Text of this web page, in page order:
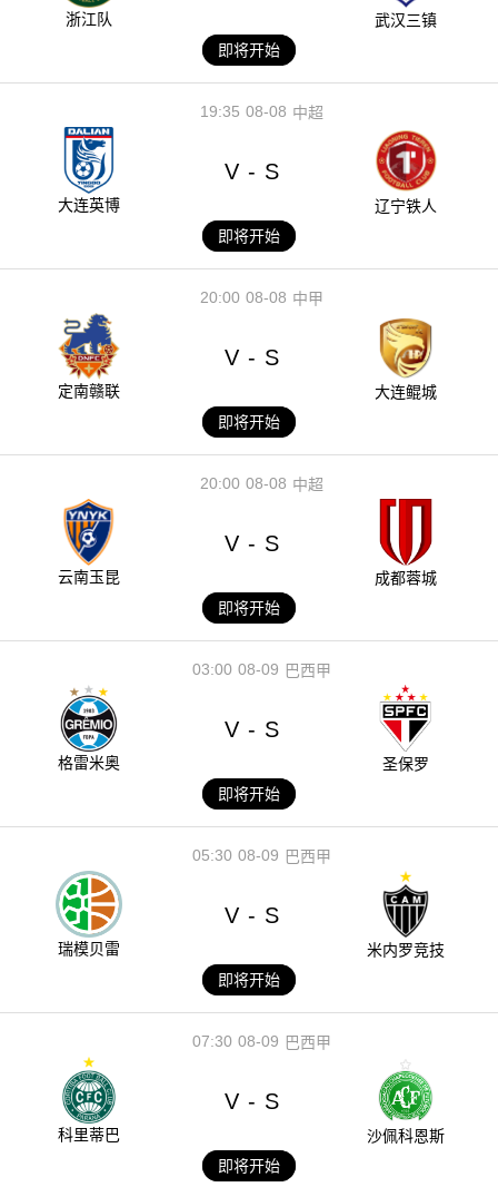
浙江队
武汉三镇
即将开始
08-08
19:35 中超
大连英博
V - S
辽宁铁人
即将开始
08-08
20:00 中甲
定南赣联
V - S
大连鲲城
即将开始
08-08
20:00 中超
云南玉昆
V - S
成都蓉城
即将开始
08-09
03:00 巴西甲
格雷米奥
V - S
圣保罗
即将开始
08-09
05:30 巴西甲
瑞模贝雷
V - S
米内罗竞技
即将开始
08-09
07:30 巴西甲
科里蒂巴
V - S
沙佩科恩斯
即将开始